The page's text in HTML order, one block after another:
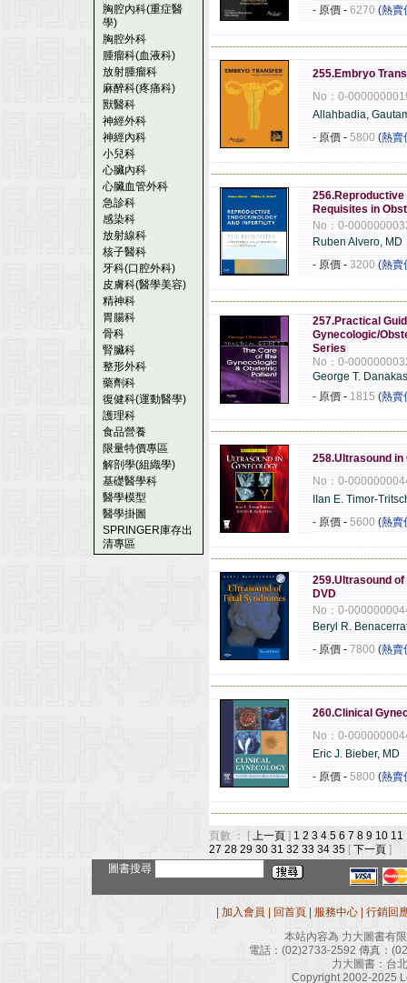
胸腔內科(重症醫
學)
胸腔外科
腫瘤科(血液科)
放射腫瘤科
麻醉科(疼痛科)
獸醫科
神經外科
神經內科
小兒科
心臟內科
心臟血管外科
急診科
感染科
放射線科
核子醫科
牙科(口腔外科)
皮膚科(醫學美容)
精神科
胃腸科
骨科
腎臟科
整形外科
藥劑科
復健科(運動醫學)
護理科
食品營養
限量特價專區
解剖學(組織學)
基礎醫學科
醫學模型
醫學掛圖
SPRINGER庫存出
清專區
- 原價 - 6270 (熱賣
255.Embryo
No：0-
Allahbadia,
- 原價 - 5800 (熱賣
Requisites in
No：0-
Ruben Alvero, MD
- 原價 - 3200 (熱賣
257.Practical
Gynecologic/
Series
No：0-
George T.
- 原價 - 1815 (熱賣
258.Ultrasound in
No：0-
IIan E. Timor-
- 原價 - 5600 (熱賣
259.Ultrasound of
DVD
No：0-
Beryl R.
- 原價 - 7800 (熱賣
260.Clinical
No：0-
Eric J. Bieber, MD
- 原價 - 5800 (熱賣
頁數 ： [ 上一頁 ] 1 2 3 4 5 6 7 8 9 10 11
27 28 29 30 31 32 33 34 35 [ 下一頁 ]
圖書搜尋
加入會員 回首頁 服務中心
行銷回
本站內容為 力大圖書有
電話： (02)2733-2592 傳真：
力大圖書：台
Copyright 2002-2025